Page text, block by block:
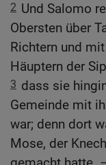
2 Und Salomo
Obersten über
Richtern und
Häuptern der
3 dass sie
Gemeinde mit
war; denn dort
Mose, der